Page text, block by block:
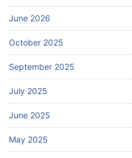
June 2026
October 2025
September 2025
July 2025
June 2025
May 2025